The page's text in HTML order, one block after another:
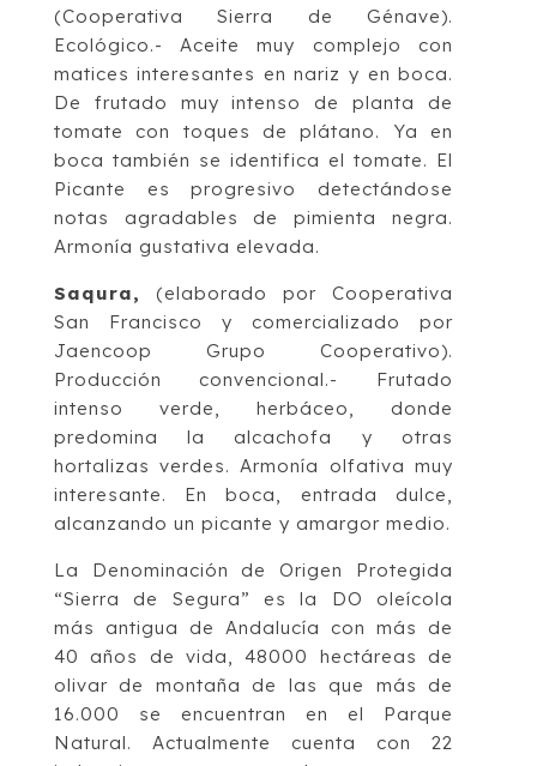
(Cooperativa Sierra de Génave).
Ecológico.- Aceite muy complejo con
matices interesantes en nariz y en boca.
De frutado muy intenso de planta de
tomate con toques de plátano. Ya en
boca también se identifica el tomate. El
Picante es progresivo detectándose
notas agradables de pimienta negra.
Armonía gustativa elevada.
Saqura, (elaborado por Cooperativa
San Francisco y comercializado por
Jaencoop Grupo Cooperativo).
Producción convencional.- Frutado
intenso verde, herbáceo, donde
predomina la alcachofa y otras
hortalizas verdes. Armonía olfativa muy
interesante. En boca, entrada dulce,
alcanzando un picante y amargor medio.
La Denominación de Origen Protegida
“Sierra de Segura” es la DO oleícola
más antigua de Andalucía con más de
40 años de vida, 48000 hectáreas de
olivar de montaña de las que más de
16.000 se encuentran en el Parque
Natural. Actualmente cuenta con 22